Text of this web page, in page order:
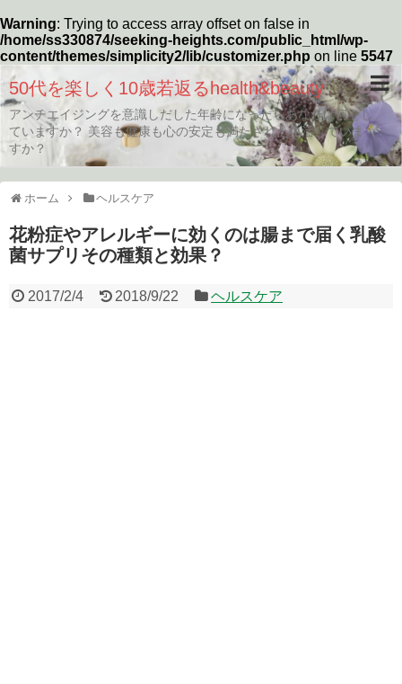
Warning: Trying to access array offset on false in
/home/ss330874/seeking-heights.com/public_html/wp-
content/themes/simplicity2/lib/customizer.php on line 5547
50代を楽しく10歳若返るhealth&beauty
アンチエイジングを意識しだした年齢になったらあなたは何をし
ていますか？ 美容も健康も心の安定も満たされた生活していま
すか？
ホーム ヘルスケア
花粉症やアレルギーに効くのは腸まで届く乳酸
菌サプリその種類と効果？
2017/2/4 2018/9/22 ヘルスケア